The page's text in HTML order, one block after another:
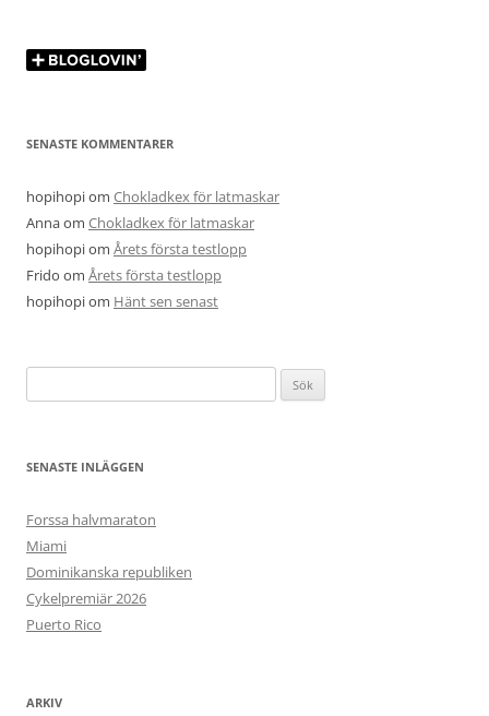
SENASTE KOMMENTARER
hopihopiom Chokladkex för latmaskar
Annaom Chokladkex för latmaskar
hopihopiom Årets första testlopp
Frido om Årets första testlopp
hopihopiom Hänt sen senast
efter:
SENASTE INLÄGGEN
Forssa halvmaraton
Miami
Dominikanska republiken
Cykelpremiär 2026
Puerto Rico
ARKIV